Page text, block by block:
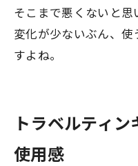
そこまで悪くないと思
変化が少ないぶん、
すよね。
トラベルティ
使用感